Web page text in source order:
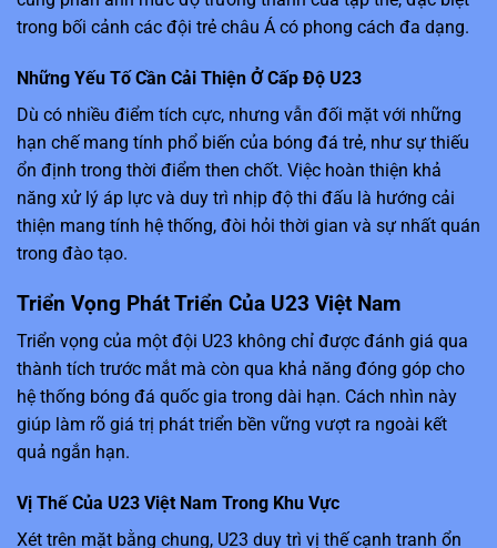
trong bối cảnh các đội trẻ châu Á có phong cách đa dạng.
Những Yếu Tố Cần Cải Thiện Ở Cấp Độ U23
Dù có nhiều điểm tích cực, nhưng vẫn đối mặt với những
hạn chế mang tính phổ biến của bóng đá trẻ, như sự thiếu
ổn định trong thời điểm then chốt. Việc hoàn thiện khả
năng xử lý áp lực và duy trì nhịp độ thi đấu là hướng cải
thiện mang tính hệ thống, đòi hỏi thời gian và sự nhất quán
trong đào tạo.
Triển Vọng Phát Triển Của U23 Việt Nam
Triển vọng của một đội U23 không chỉ được đánh giá qua
thành tích trước mắt mà còn qua khả năng đóng góp cho
hệ thống bóng đá quốc gia trong dài hạn. Cách nhìn này
giúp làm rõ giá trị phát triển bền vững vượt ra ngoài kết
quả ngắn hạn.
Vị Thế Của U23 Việt Nam Trong Khu Vực
Xét trên mặt bằng chung, U23 duy trì vị thế cạnh tranh ổn